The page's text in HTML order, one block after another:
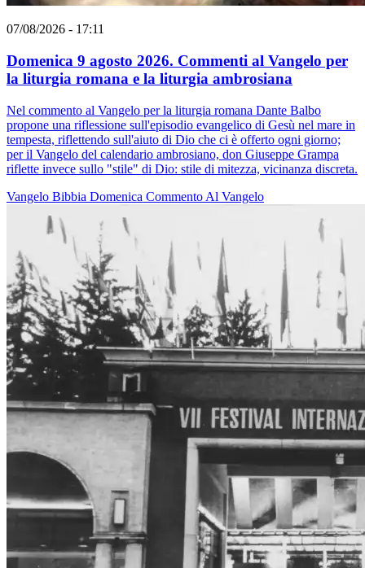
07/08/2026 - 17:11
Domenica 9 agosto 2026. Commenti al Vangelo per
la liturgia romana e la liturgia ambrosiana
Nel commento al Vangelo per la liturgia romana Dante Balbo
propone una riflessione sull'episodio evangelico di Gesù nel mare in
tempesta, riflettendo sull'aiuto di Dio che ci è offerto ogni giorno;
per il Vangelo del calendario ambrosiano, don Giuseppe Grampa
riflette invece sullo "stile" di Dio: stile di mitezza, vicinanza discreta.
Vangelo Bibbia Domenica Commento Al Vangelo